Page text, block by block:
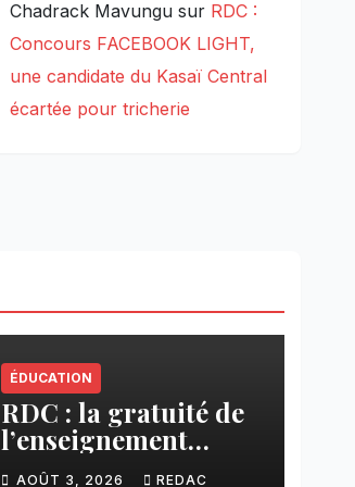
Chadrack Mavungusur RDC :
Concours FACEBOOK LIGHT,
une candidate du Kasaï Central
écartée pour tricherie
ÉDUCATION
RDC : la gratuité de
l’enseignement
primaire, vision
AOÛT 3, 2026 REDAC